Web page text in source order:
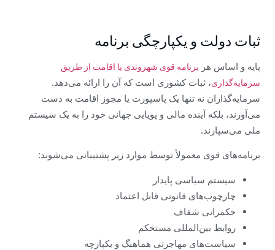
ثبات دولت و یکپارچگی برنامه
پایه و اساس هر برنامه قوی شهروندی یا اقامت از طریق
سرمایه‌گذاری، ثبات کشوری است که آن را ارائه می‌دهد.
سرمایه‌گذاران نه تنها یک پاسپورت یا مجوز اقامت به دست
می‌آورند، بلکه آینده مالی و پویایی جهانی خود را به یک سیستم
ملی می‌سپارند.
برنامه‌های قوی معمولاً توسط موارد زیر پشتیبانی می‌شوند:
سیستم سیاسی پایدار
چارچوب‌های قانونی قابل اعتماد
حکمرانی شفاف
روابط بین‌المللی مستحکم
سیاست‌های مهاجرتی هماهنگ و یکپارچه